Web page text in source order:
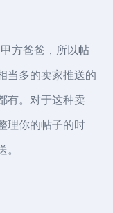
方爸爸，所以帖
当多的卖家推送的
有。对于这种卖
理你的帖子的时
。